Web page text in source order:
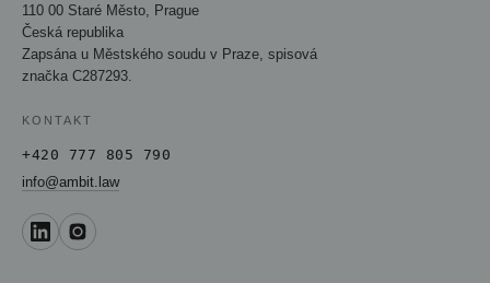
110 00 Staré Město, Prague
Česká republika
Zapsána u Městského soudu v Praze, spisová
značka C287293.
KONTAKT
+420 777 805 790
info@ambit.law